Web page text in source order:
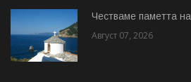
Честваме паметта
Август 07, 2026